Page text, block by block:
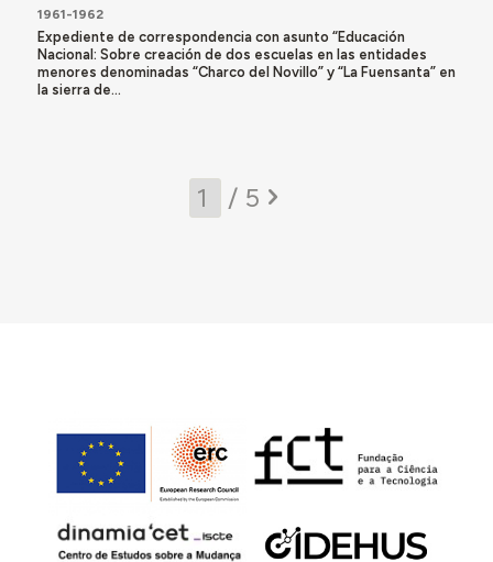
1961-1962
Expediente de correspondencia con asunto “Educación
Nacional: Sobre creación de dos escuelas en las entidades
menores denominadas “Charco del Novillo” y “La Fuensanta” en
la sierra de...
/ 5